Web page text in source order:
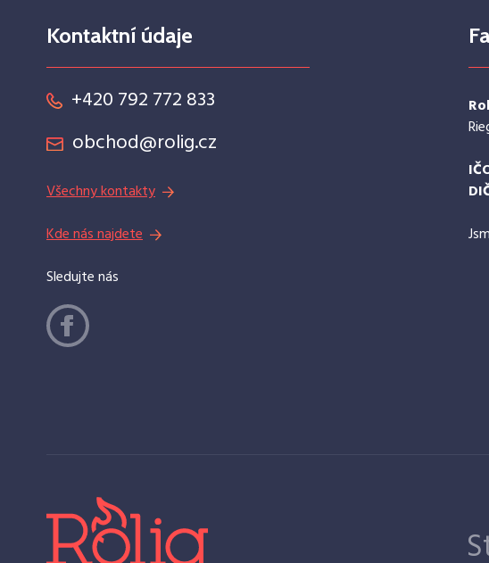
Kontaktní údaje
+420 792 772 833
obchod@rolig.cz
Všechny kontakty
Kde nás najdete
Sledujte nás